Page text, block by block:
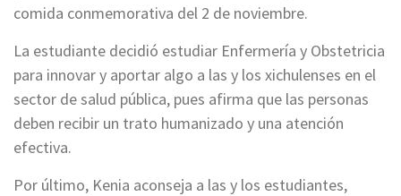
comida conmemorativa del 2 de noviembre.
La estudiante decidió estudiar Enfermería y Obstetricia
para innovar y aportar algo a las y los xichulenses en el
sector de salud pública, pues afirma que las personas
deben recibir un trato humanizado y una atención
efectiva.
Por último, Kenia aconseja a las y los estudiantes,